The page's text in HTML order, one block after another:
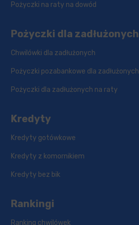
Pożyczki na raty na dowód
Pożyczki dla zadłużonych
Chwilówki dla zadłużonych
Pożyczki pozabankowe dla zadłużonych
Pożyczki dla zadłużonych na raty
Kredyty
Kredyty gotówkowe
Kredyty z komornikiem
Kredyty bez bik
Rankingi
Ranking chwilówek